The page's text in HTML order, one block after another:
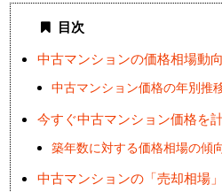
目次
中古マンションの価格相場動向
中古マンション価格の年別推
今すぐ中古マンション価格を
築年数に対する価格相場の傾
中古マンションの「売却相場